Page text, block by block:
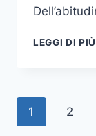
LEGGI DI PIÙ
1 2